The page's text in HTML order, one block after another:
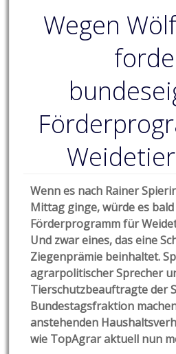
Wegen
Wenn es nach Rainer
Mittag ginge, würde es
Förderprogramm für
Und zwar eines, das eine
Ziegenprämie beinhaltet.
agrarpolitischer Sprecher
Tierschutzbeauftragte der
Bundestagsfraktion
anstehenden
wie TopAgrar aktuell nun